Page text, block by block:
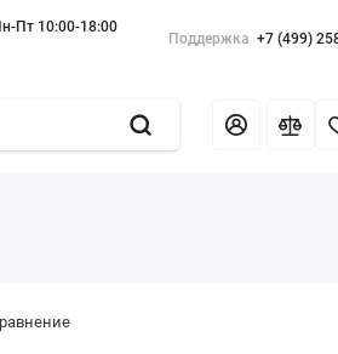
Пт 10:00-18:00
Поддержка +7 (499)